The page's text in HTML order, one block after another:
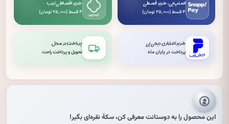
اسنپ‌پی: خرید قسطی
۴ قسط (۲۵٬۰۰۰ تومان)
خرید اقساطی ترب
۴ قسط (۲۵٬۰۰۰ تومان)
خرید اعتباری دیجی‌پی
پرداخت در پایان ماه
پرداخت در محل
تحویل و پرداخت راحت
این محصول را به دوستانت معرفی کن،سکهٔ نقره‌ایبگیر!